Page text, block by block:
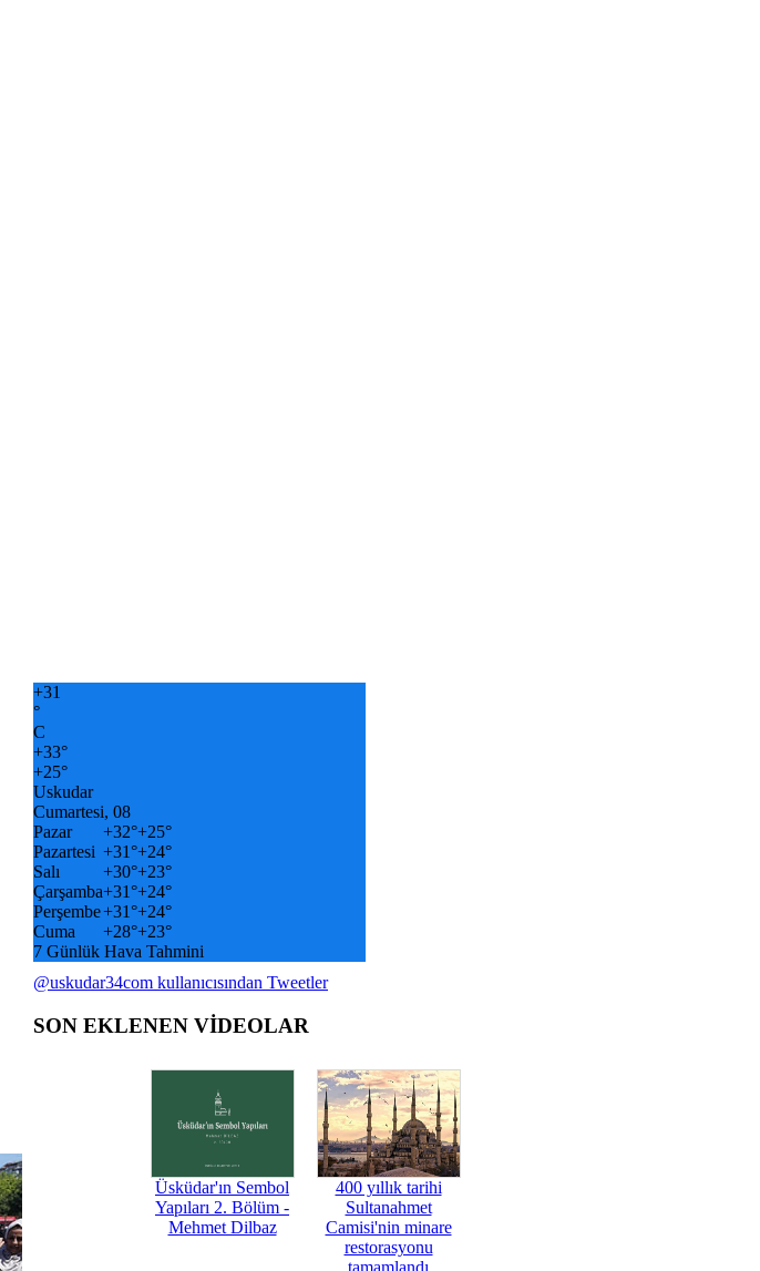
+31
°
C
+33°
+25°
Uskudar
Cumartesi, 08
Pazar
+32°+25°
Pazartesi +31°+24°
Salı
+30°+23°
Çarşamba+31°+24°
Perşembe+31°+24°
Cuma
+28°+23°
7 Günlük Hava Tahmini
@uskudar34com kullanıcısından Tweetler
SON EKLENEN VİDEOLAR
Üsküdar'ın Sembol
Yapıları 2. Bölüm -
Mehmet Dilbaz
400 yıllık tarihi
Sultanahmet
Camisi'nin minare
restorasyonu